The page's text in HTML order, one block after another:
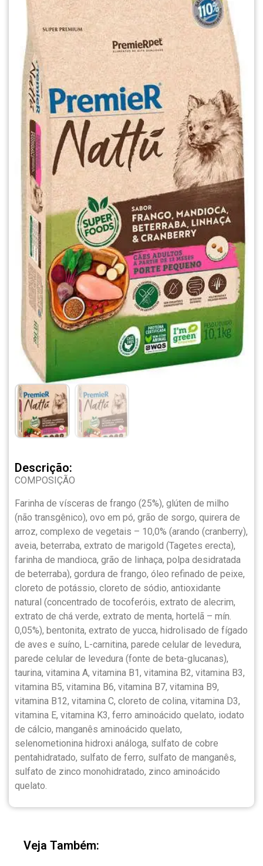
Descrição:
COMPOSIÇÃO
Farinha de vísceras de frango (25%), glúten de milho
(não transgênico), ovo em pó, grão de sorgo, quirera de
arroz, complexo de vegetais – 10,0% (arando (cranberry),
aveia, beterraba, extrato de marigold (Tagetes erecta),
farinha de mandioca, grão de linhaça, polpa desidratada
de beterraba), gordura de frango, óleo refinado de peixe,
cloreto de potássio, cloreto de sódio, antioxidante
natural (concentrado de tocoferóis, extrato de alecrim,
extrato de chá verde, extrato de menta, hortelã – mín.
0,05%), bentonita, extrato de yucca, hidrolisado de fígado
de aves e suíno, L-carnitina, parede celular de levedura,
parede celular de levedura (fonte de beta-glucanas),
taurina, vitamina A, vitamina B1, vitamina B2, vitamina B3,
vitamina B5, vitamina B6, vitamina B7, vitamina B9,
vitamina B12, vitamina C, cloreto de colina, vitamina D3,
vitamina E, vitamina K3, ferro aminoácido quelato, iodato
de cálcio, manganês aminoácido quelato,
selenometionina hidroxi análoga, sulfato de cobre
pentahidratado, sulfato de ferro, sulfato de manganês,
sulfato de zinco monohidratado, zinco aminoácido
quelato.
Veja Também: